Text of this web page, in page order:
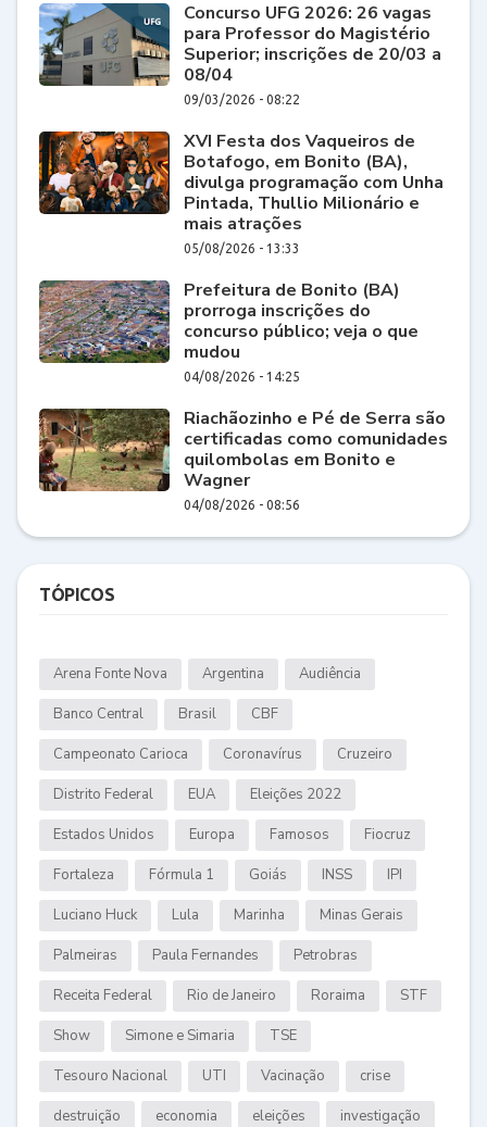
Concurso UFG 2026: 26 vagas
para Professor do Magistério
Superior; inscrições de 20/03 a
08/04
09/03/2026 - 08:22
XVI Festa dos Vaqueiros de
Botafogo, em Bonito (BA),
divulga programação com Unha
Pintada, Thullio Milionário e
mais atrações
05/08/2026 - 13:33
Prefeitura de Bonito (BA)
prorroga inscrições do
concurso público; veja o que
mudou
04/08/2026 - 14:25
Riachãozinho e Pé de Serra são
certificadas como comunidades
quilombolas em Bonito e
Wagner
04/08/2026 - 08:56
TÓPICOS
Arena Fonte Nova Argentina Audiência
Banco Central Brasil CBF
Campeonato Carioca Coronavírus Cruzeiro
Distrito Federal EUA Eleições 2022
Estados Unidos Europa Famosos Fiocruz
Fortaleza Fórmula 1 Goiás INSS IPI
Luciano Huck Lula Marinha Minas Gerais
Palmeiras Paula Fernandes Petrobras
Receita Federal Rio de Janeiro Roraima STF
Show Simone e Simaria TSE
Tesouro Nacional UTI Vacinação crise
destruição economia eleições investigação